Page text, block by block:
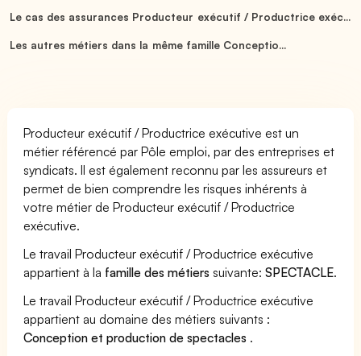
Le cas des assurances Producteur exécutif / Productrice exéc...
Les autres métiers dans la même famille Conceptio...
Producteur exécutif / Productrice exécutive est un
métier référencé par Pôle emploi, par des entreprises et
syndicats. Il est également reconnu par les assureurs et
permet de bien comprendre les risques inhérents à
votre métier de Producteur exécutif / Productrice
exécutive.
Le travail Producteur exécutif / Productrice exécutive
appartient à la famille des métiers suivante:SPECTACLE.
Le travail Producteur exécutif / Productrice exécutive
appartient au domaine des métiers suivants :
Conception et production de spectacles .